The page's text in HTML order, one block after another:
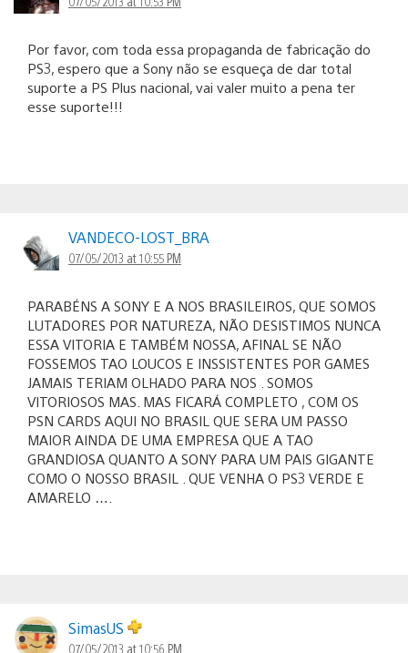
Por favor, com toda essa propaganda de fabricação do
PS3, espero que a Sony não se esqueça de dar total
suporte a PS Plus nacional, vai valer muito a pena ter
esse suporte!!!
VANDECO-LOST_BRA
07/05/2013 at 10:55 PM
PARABÉNS A SONY E A NOS BRASILEIROS, QUE SOMOS
LUTADORES POR NATUREZA, NÃO DESISTIMOS NUNCA
ESSA VITORIA E TAMBÉM NOSSA, AFINAL SE NÃO
FOSSEMOS TAO LOUCOS E INSSISTENTES POR GAMES
JAMAIS TERIAM OLHADO PARA NOS . SOMOS
VITORIOSOS MAS. MAS FICARÁ COMPLETO , COM OS
PSN CARDS AQUI NO BRASIL QUE SERA UM PASSO
MAIOR AINDA DE UMA EMPRESA QUE A TAO
GRANDIOSA QUANTO A SONY PARA UM PAIS GIGANTE
COMO O NOSSO BRASIL . QUE VENHA O PS3 VERDE E
AMARELO ….
SimasUS
07/05/2013 at 10:56 PM